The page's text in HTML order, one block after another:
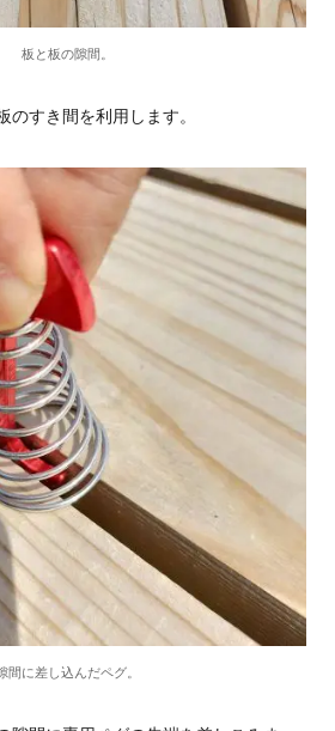
板と板の隙間。
のすき間を利用します。
間に差し込んだペグ。